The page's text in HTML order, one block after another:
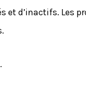
et d’inactifs.